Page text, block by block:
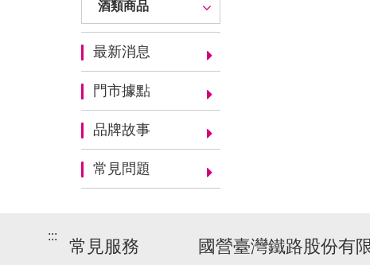
酒類商品
最新消息
門市據點
品牌故事
常見問題
:::
常見服務 國營臺灣鐵路股份有